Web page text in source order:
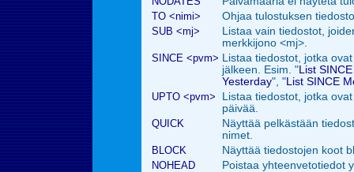
TO <nimi>
Ohjaa tulostuksen
SUB <mj>
Listaa vain tiedostot,
merkkijono <mj>.
SINCE <pvm> Listaa tiedostot, jotka
jälkeen. Esim. "List
Yesterday", "List SINCE
UPTO <pvm>
Listaa tiedostot, jotka
päivää.
QUICK
Näyttää pelkästään
nimet.
BLOCK
Näyttää tiedostojen koot
NOHEAD
Poistaa yhteenvetotiedot